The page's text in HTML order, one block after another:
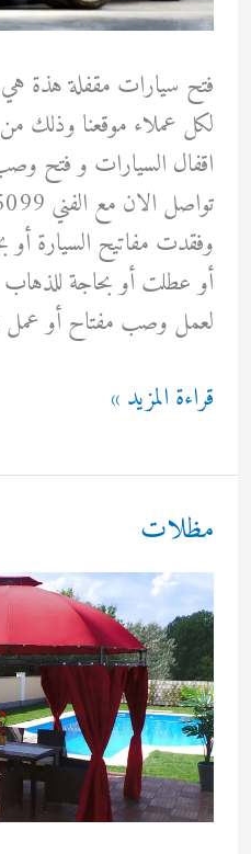
فتح سيارات مقفلة هذة
لكل عملاء موقعنا
اقفال السيارات و فتح
وفقدت مفاتيح السيارة أو
أو عطلت أو بحاجة
لعمل وصب مفتاح أو
فتح
الكويت
قراءة المزيد »
مظلات